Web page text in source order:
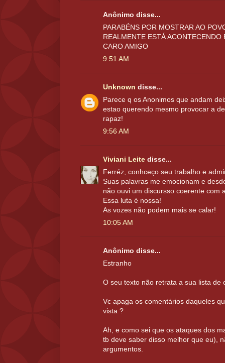
Anônimo disse...
PARABÉNS POR MOSTRAR AO
REALMENTE ESTÁ ACONTECENDO
CARO AMIGO
9:51 AM
Unknown disse...
Parece q os Anonimos que andam
estao querendo mesmo provocar a
rapaz!
9:56 AM
Viviani Leite disse...
Ferréz, conhceço seu trabalho e
Suas palavras me emocionam e
não ouvi um discursso coerente com
Essa luta é nossa!
As vozes não podem mais se calar!
10:05 AM
Anônimo disse...
Estranho
O seu texto não retrata a sua lista de
Vc apaga os comentários daqueles
vista ?
Ah, e como sei que os ataques dos
tb deve saber disso melhor que eu),
argumentos.